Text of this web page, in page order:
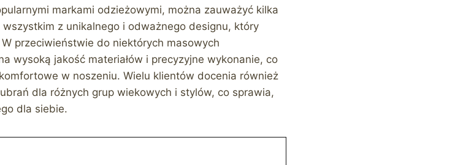
markami odzieżowymi, można zauważyć kilka
z unikalnego i odważnego designu, który
przeciwieństwie do niektórych masowych
wysoką jakość materiałów i precyzyjne wykonanie, co
w noszeniu. Wielu klientów docenia również
dla różnych grup wiekowych i stylów, co sprawia,
dla siebie.